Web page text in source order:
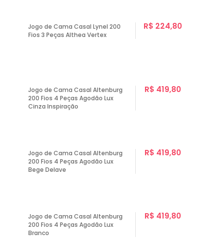
Jogo de Cama Casal Lynel 200
Fios 3 Peças Althea Vertex
R$ 224,80
Jogo de Cama Casal Altenburg
200 Fios 4 Peças Agodão Lux
Cinza Inspiração
R$ 419,80
Jogo de Cama Casal Altenburg
200 Fios 4 Peças Agodão Lux
Bege Delave
R$ 419,80
Jogo de Cama Casal Altenburg
200 Fios 4 Peças Agodão Lux
Branco
R$ 419,80